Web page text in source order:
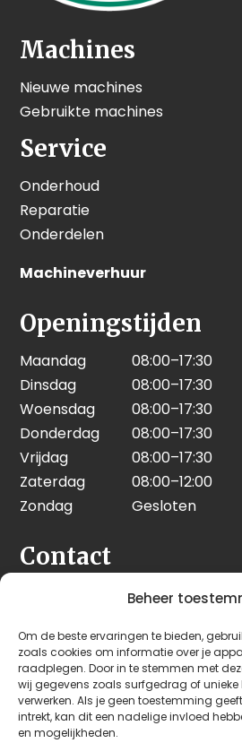
Beheer
Om de beste ervaringen te bieden,
zoals cookies om informatie over je
raadplegen. Door in te stemmen met
wij gegevens zoals surfgedrag of unieke
verwerken. Als je geen toestemming
intrekt, kan dit een nadelige invloed
en mogelijkheden.
Machines
Nieuwe machines
Gebruikte machines
Service
Onderhoud
Reparatie
Onderdelen
Machineverhuur
Openingstijden
Maandag
08:00–17:30
Dinsdag
08:00–17:30
Woensdag
08:00–17:30
Donderdag
08:00–17:30
Vrijdag
08:00–17:30
Zaterdag
08:00–12:00
Zondag
Gesloten
Contact
Seeleman & Hoogendoorn
3628 GD Kockengen
Nederland
+31 (0)346 242 114
info@seehoo.nl